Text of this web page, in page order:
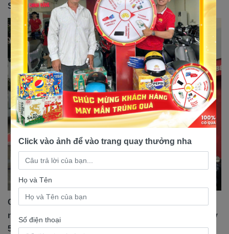
Showroom 3: Số 94 Phó Cơ Điều - P.4 - Q.11 – HCM
Chi tiết sản phẩm: Xe Điện Bảo Nam là một trong
những đại lý uy tín chuyên cung cấp các dòng xe máy
50cc.
Click vào ảnh để vào trang quay thưởng nha
Họ và Tên
Số điện thoại